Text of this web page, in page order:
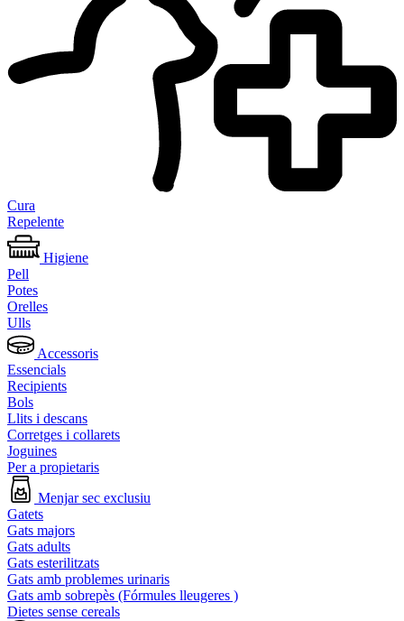
Cura
Repelente
Higiene
Pell
Potes
Orelles
Ulls
Accessoris
Essencials
Recipients
Bols
Llits i descans
Corretges i collarets
Joguines
Per a propietaris
Menjar sec exclusiu
Gatets
Gats majors
Gats adults
Gats esterilitzats
Gats amb problemes urinaris
Gats amb sobrepès (Fórmules lleugeres )
Dietes sense cereals